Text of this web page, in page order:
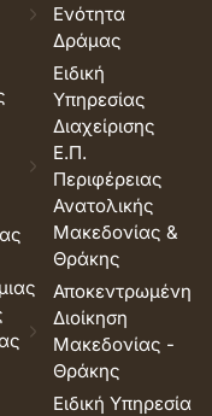
Ενότητα
Δράμας
Ειδική
Υπηρεσίας
Διαχείρισης
Ε.Π.
Περιφέρειας
Ανατολικής
Μακεδονίας &
Θράκης
Αποκεντρωμένη
Διοίκηση
Μακεδονίας -
Θράκης
Ειδική Υπηρεσία